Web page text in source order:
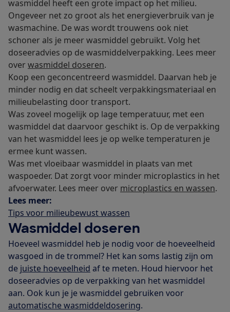
wasmiddel heeft een grote impact op het milieu.
Ongeveer net zo groot als het energieverbruik van je
wasmachine. De was wordt trouwens ook niet
schoner als je meer wasmiddel gebruikt. Volg het
doseeradvies op de wasmiddelverpakking. Lees meer
overwasmiddel doseren.
Koop een geconcentreerd wasmiddel. Daarvan heb je
minder nodig en dat scheelt verpakkingsmateriaal en
milieubelasting door transport.
Was zoveel mogelijk op lage temperatuur, met een
wasmiddel dat daarvoor geschikt is. Op de verpakking
van het wasmiddel lees je op welke temperaturen je
ermee kunt wassen.
Was met vloeibaar wasmiddel in plaats van met
waspoeder. Dat zorgt voor minder microplastics in het
afvoerwater. Lees meer over microplastics en wassen.
Lees meer:
Tips voor milieubewust wassen
Wasmiddel doseren
Hoeveel wasmiddel heb je nodig voor de hoeveelheid
wasgoed in de trommel? Het kan soms lastig zijn om
de juiste hoeveelheid af te meten. Houd hiervoor het
doseeradvies op de verpakking van het wasmiddel
aan. Ook kun je je wasmiddel gebruiken voor
automatische wasmiddeldosering.